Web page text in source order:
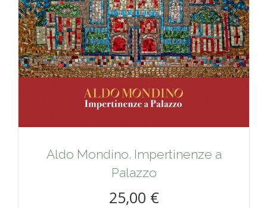
Aldo Mondino. Impertinenze a
Palazzo
25,00 €